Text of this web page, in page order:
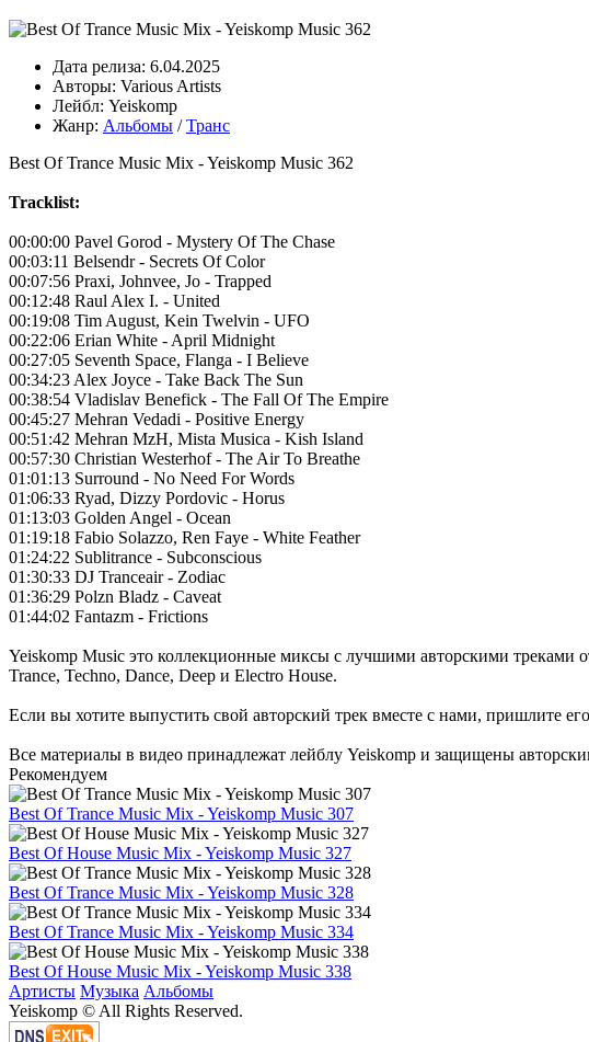
Дата релиза: 6.04.2025
Авторы: Various Artists
Лейбл: Yeiskomp
Жанр: Альбомы /Транс
Best Of Trance Music Mix - Yeiskomp Music 362
Tracklist:
00:00:00 Pavel Gorod - Mystery Of The Chase
00:03:11 Belsendr - Secrets Of Color
00:07:56 Praxi, Johnvee, Jo - Trapped
00:12:48 Raul Alex I. - United
00:19:08 Tim August, Kein Twelvin - UFO
00:22:06 Erian White - April Midnight
00:27:05 Seventh Space, Flanga - I Believe
00:34:23 Alex Joyce - Take Back The Sun
00:38:54 Vladislav Benefick - The Fall Of The Empire
00:45:27 Mehran Vedadi - Positive Energy
00:51:42 Mehran MzH, Mista Musica - Kish Island
00:57:30 Christian Westerhof - The Air To Breathe
01:01:13 Surround - No Need For Words
01:06:33 Ryad, Dizzy Pordovic - Horus
01:13:03 Golden Angel - Ocean
01:19:18 Fabio Solazzo, Ren Faye - White Feather
01:24:22 Sublitrance - Subconscious
01:30:33 DJ Tranceair - Zodiac
01:36:29 Polzn Bladz - Caveat
01:44:02 Fantazm - Frictions
Yeiskomp Music это коллекционные миксы с лучшими авторскими треками
Trance, Techno, Dance, Deep и Electro House.
Если вы хотите выпустить свой авторский трек вместе с нами, пришлите
Все материалы в видео принадлежат лейблу Yeiskomp и защищены
Рекомендуем
Best Of Trance Music Mix - Yeiskomp Music 307
Best Of House Music Mix - Yeiskomp Music 327
Best Of Trance Music Mix - Yeiskomp Music 328
Best Of Trance Music Mix - Yeiskomp Music 334
Best Of House Music Mix - Yeiskomp Music 338
Артисты Музыка Альбомы
Yeiskomp © All Rights Reserved.